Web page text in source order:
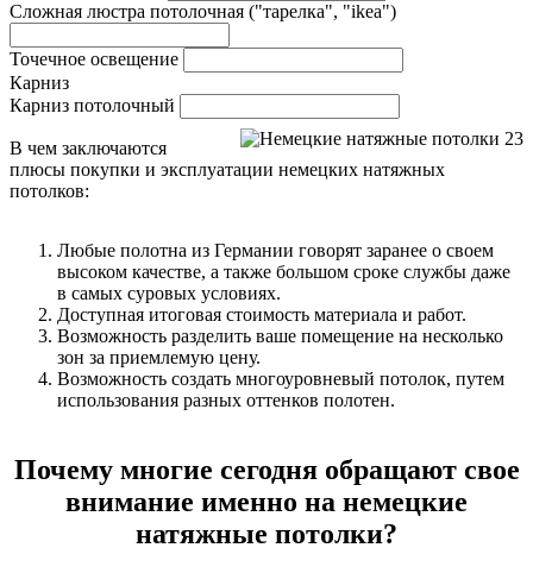
Сложная люстра потолочная ("тарелка", "ikea")
Точечное освещение
Карниз
Карниз потолочный
В чем заключаются
плюсы покупки и эксплуатации немецких натяжных
потолков:
Любые полотна из Германии говорят заранее о своем
высоком качестве, а также большом сроке службы даже
в самых суровых условиях.
Доступная итоговая стоимость материала и работ.
Возможность разделить ваше помещение на несколько
зон за приемлемую цену.
Возможность создать многоуровневый потолок, путем
использования разных оттенков полотен.
Почему многие сегодня обращают свое
внимание именно на немецкие
натяжные потолки?